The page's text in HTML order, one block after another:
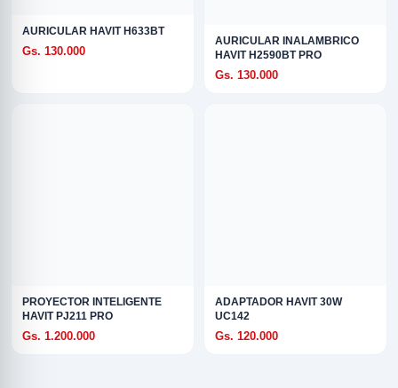
AURICULAR HAVIT H633BT
Gs. 130.000
AURICULAR INALAMBRICO
HAVIT H2590BT PRO
Gs. 130.000
PROYECTOR INTELIGENTE
HAVIT PJ211 PRO
Gs. 1.200.000
ADAPTADOR HAVIT 30W
UC142
Gs. 120.000